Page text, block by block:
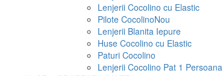
Lenjerii Cocolino cu Elastic
Pilote CocolinoNou
Lenjerii Blanita Iepure
Huse Cocolino cu Elastic
Paturi Cocolino
Lenjerii Cocolino Pat 1 Persoana